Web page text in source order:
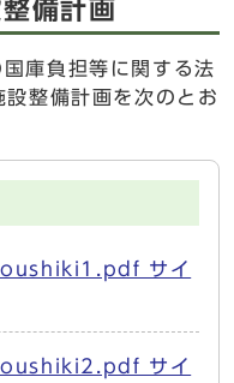
備計画
庫負担等に関する法
整備計画を次のとお
サイ
サイ